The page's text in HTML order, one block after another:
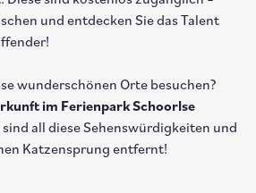
und entdecken Sie das Talent
wunderschönen Orte besuchen?
im Ferienpark Schoorlse
sind all diese Sehenswürdigkeiten und
Katzensprung entfernt!